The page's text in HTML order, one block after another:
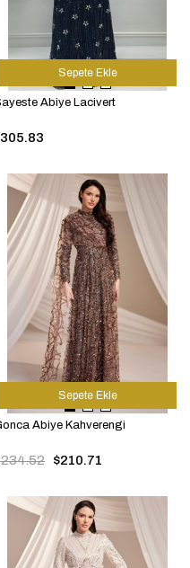
Abiye Lacivert
Sepete Ekle
Abiye Kahverengi
$210.71
Sepete Ekle